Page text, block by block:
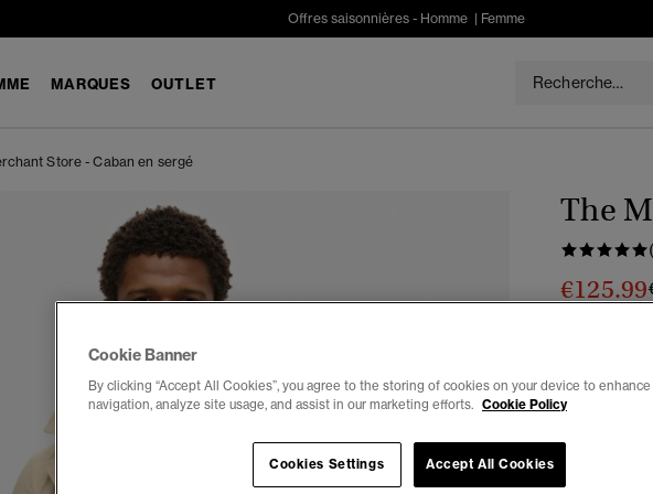
Offres saisonnières - Homme| Femme
MARQUES OUTLET
Store - Caban en sergé
The
€125.99
Cookie Banner
By clicking “Accept All Cookies”, you agree to the storing of cookies on your device to
navigation, analyze site usage, and assist in our marketing efforts. Cookie Policy
Cookies Settings Accept All Cookies